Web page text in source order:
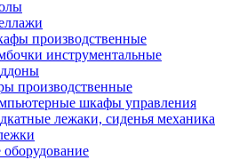
производственные
инструментальные
производственные
шкафы управления
лежаки, сиденья механика